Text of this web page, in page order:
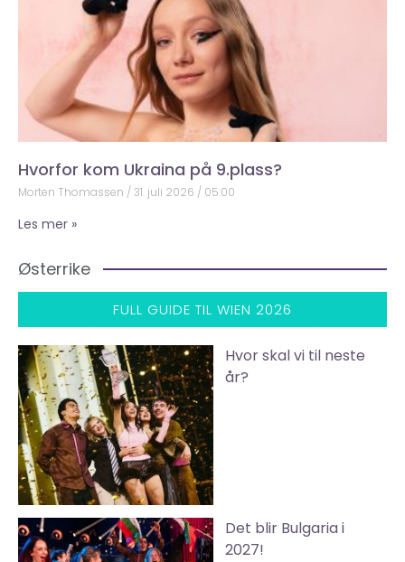
Hvorfor kom Ukraina på 9.plass?
Morten Thomassen 31. juli 2026 05:00
Les mer »
Østerrike
FULL GUIDE TIL WIEN 2026
Hvor skal vi til neste
år?
Det blir Bulgaria i
2027!